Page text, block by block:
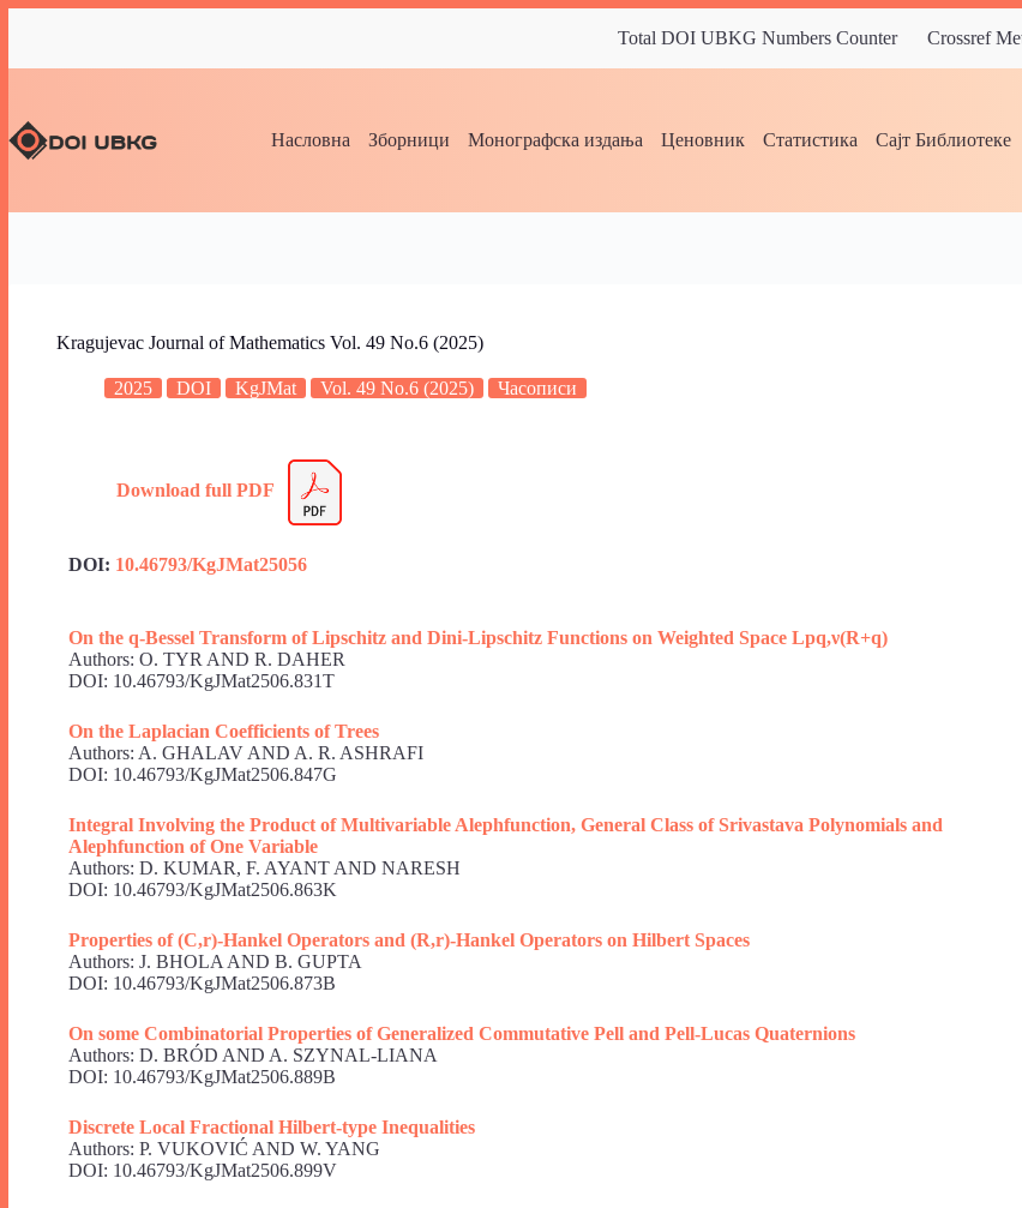
Total DOI UBKG Numbers Counter Crossref
Насловна Зборници Монографска издања Ценовник Статистика Сајт Библиотеке
Kragujevac Journal of Mathematics Vol. 49 No.6 (2025)
2025 DOI KgJMat Vol. 49 No.6 (2025) Часописи
Download full PDF
DOI: 10.46793/KgJMat25056
On the q-Bessel Transform of Lipschitz and Dini-Lipschitz Functions on Weighted Space Lpq,ν(R+q)
Authors: O. TYR AND R. DAHER
DOI: 10.46793/KgJMat2506.831T
On the Laplacian Coefficients of Trees
Authors: A. GHALAV AND A. R. ASHRAFI
DOI: 10.46793/KgJMat2506.847G
Integral Involving the Product of Multivariable Alephfunction, General Class of Srivastava Polynomials and
Alephfunction of One Variable
Authors: D. KUMAR, F. AYANT AND NARESH
DOI: 10.46793/KgJMat2506.863K
Properties of (C,r)-Hankel Operators and (R,r)-Hankel Operators on Hilbert Spaces
Authors: J. BHOLA AND B. GUPTA
DOI: 10.46793/KgJMat2506.873B
On some Combinatorial Properties of Generalized Commutative Pell and Pell-Lucas Quaternions
Authors: D. BRÓD AND A. SZYNAL-LIANA
DOI: 10.46793/KgJMat2506.889B
Discrete Local Fractional Hilbert-type Inequalities
Authors: P. VUKOVIĆ AND W. YANG
DOI: 10.46793/KgJMat2506.899V